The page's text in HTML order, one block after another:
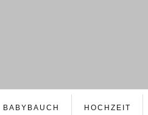
BABYBAUCH HOCHZEIT